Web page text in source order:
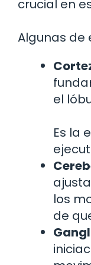
crucial en
Algunas de
el
Es la
los
de